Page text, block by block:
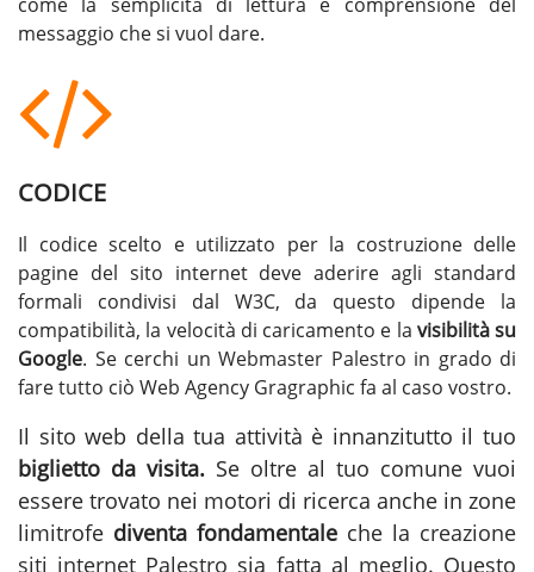
messaggio che si vuol dare.
CODICE
Il codice scelto e utilizzato per la costruzione delle
pagine del sito internet deve aderire agli standard
formali condivisi dal W3C, da questo dipende la
compatibilità, la velocità di caricamento e la visibilità su
Google. Se cerchi un Webmaster Palestro in grado di
fare tutto ciò Web Agency Gragraphic fa al caso vostro.
Il sito web della tua attività è innanzitutto il tuo
biglietto da visita. Se oltre al tuo comune vuoi
essere trovato nei motori di ricerca anche in zone
limitrofe diventa fondamentale che la creazione
siti internet Palestro sia fatta al meglio. Questo